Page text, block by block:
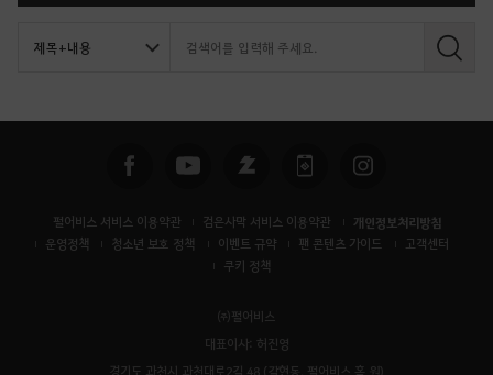
검
펄어비스 서비스 이용약관 검은사막 서비스 이용약관 개인정보처리방침
운영정책 청소년 보호 정책 이벤트 규약 팬 콘텐츠 가이드
고객센터
쿠키 정책
㈜펄어비스
대표이사: 허진영
경기도 과천시 과천대로2길 48 (갈현동, 펄어비스 홈 원)